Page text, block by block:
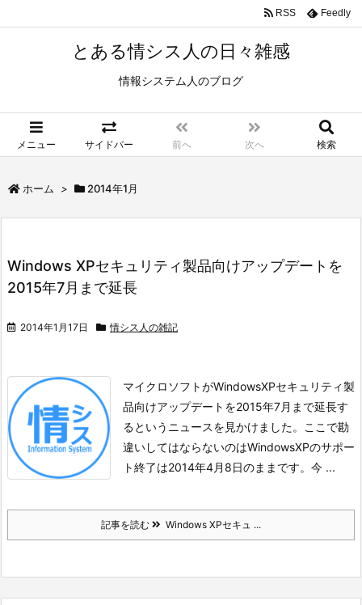
とある情シス人の日々雑感
情報システム人のブログ
メニュー サイドバー 前へ 次へ 検索
RSS Feedly
ホーム > 2014年1月
Windows XPセキュリティ製品向けアップデートを
2015年7月まで延長
2014年1月17日 情シス人の雑記
マイクロソフトがWindowsXPセキュリティ製
品向けアップデートを2015年7月まで延長す
るというニュースを見かけました。ここで勘
違いしてはならないのはWindowsXPのサポー
ト終了は2014年4月8日のままです。 今 ...
記事を読む Windows XPセキュ ...